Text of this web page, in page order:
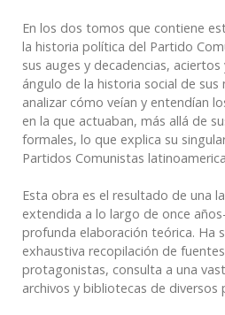
En los dos tomos que contiene
la historia política del Partido
sus auges y decadencias,
ángulo de la historia social de sus
analizar cómo veían y entendían
en la que actuaban, más allá de
formales, lo que explica su
Partidos Comunistas
Esta obra es el resultado de una
extendida a lo largo de once
profunda elaboración teórica. Ha
exhaustiva recopilación de
protagonistas, consulta a una
archivos y bibliotecas de diversos